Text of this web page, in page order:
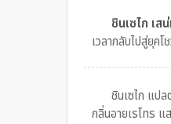
ชินเซไก เส
เวลากลับไปสู่ยุค
ชินเซไก แปล
กลิ่นอายเรโทร